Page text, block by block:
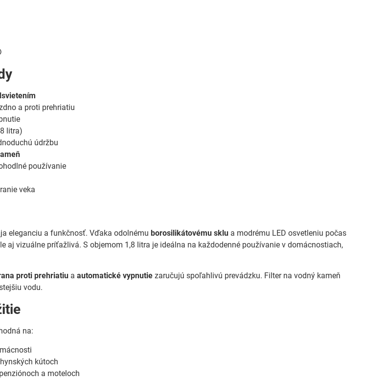
a proti prehriatiu
litra)
údržbu
používanie
veka
eleganciu a funkčnosť. Vďaka odolnému borosilikátovému sklu a modrému LED osvetleniu počas
aj vizuálne príťažlivá. S objemom 1,8 litra je ideálna na každodenné používanie v domácnostiach,
proti prehriatiu aautomatické vypnutie zaručujú spoľahlivú prevádzku. Filter na vodný kameň
vodu.
na:
kútoch
a moteloch